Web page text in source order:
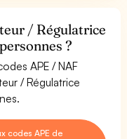
/ Régulatrice
?
APE / NAF
/ Régulatrice
codes APE de